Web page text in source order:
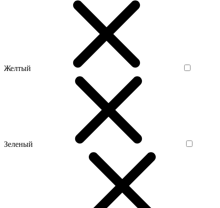
Желтый
Зеленый